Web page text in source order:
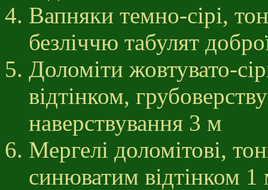
Вапняки темно-сірі,
безліччю табулят
Доломіти жовтувато-
відтінком,
наверствування 3 м
Мергелі доломітові,
синюватим відтінком 1